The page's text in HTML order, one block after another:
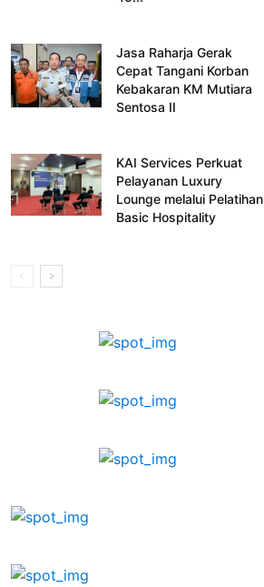
Jasa Raharja Gerak
Cepat Tangani Korban
Kebakaran KM Mutiara
Sentosa II
KAI Services Perkuat
Pelayanan Luxury
Lounge melalui Pelatihan
Basic Hospitality